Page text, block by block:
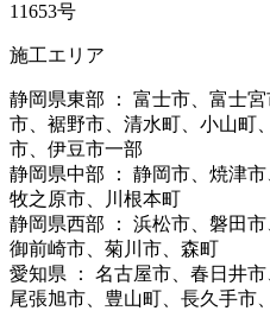
11653号
施工エリア
静岡県東部 ： 富士市、富士
市、裾野市、清水町、小山町
市、伊豆市一部
静岡県中部 ： 静岡市、焼津
牧之原市、川根本町
静岡県西部 ： 浜松市、磐田
御前崎市、菊川市、森町
愛知県 ： 名古屋市、春日井
尾張旭市、豊山町、長久手市